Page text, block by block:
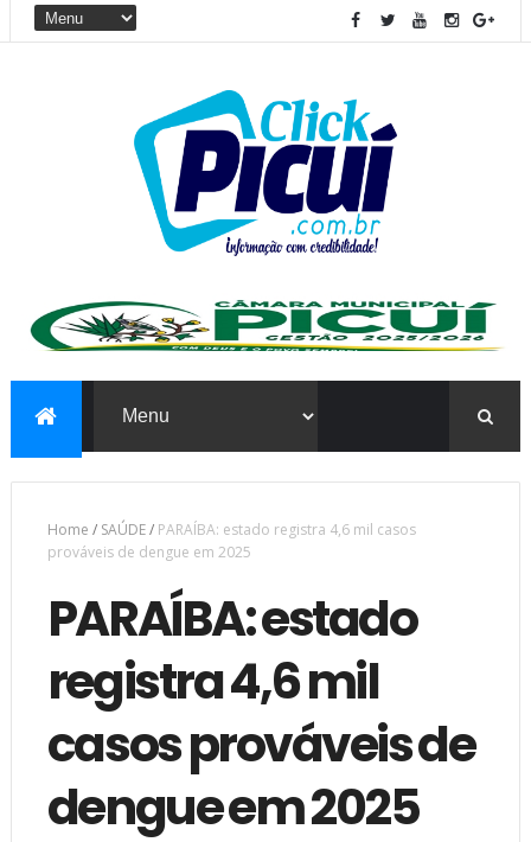
Home / SAÚDE/ PARAÍBA: estado registra 4,6 mil casos
prováveis de dengue em 2025
PARAÍBA: estado
registra 4,6 mil
casos prováveis de
dengue em 2025